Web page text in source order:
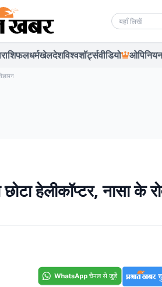
Search news
राशिफलधर्मखेलदेशविश्वशॉर्ट्सवीडियो ओपिनियन
हेलीकॉप्टर, नासा के